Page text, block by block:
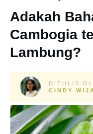
Adakah
Cambogia
Lambung?
DITULIS
CINDY